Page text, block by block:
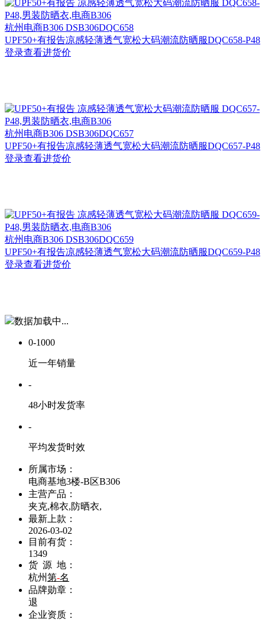
杭州 电商B306 DSB306DQC658
UPF50+有报告凉感轻薄透气宽松大码潮流防晒服DQC658-P48
登录查看进货价
杭州 电商B306 DSB306DQC657
UPF50+有报告凉感轻薄透气宽松大码潮流防晒服DQC657-P48
登录查看进货价
杭州 电商B306 DSB306DQC659
UPF50+有报告凉感轻薄透气宽松大码潮流防晒服DQC659-P48
登录查看进货价
数据加载中...
0-1000
近一年销量
-
48小时发货率
-
平均发货时效
所属市场：
电商基地3楼-B区B306
主营产品：
夹克,棉衣,防晒衣,
最新上款：
2026-03-02
目前有货：
1349
货 源 地：
杭州第-名
品牌勋章：
退
企业资质：